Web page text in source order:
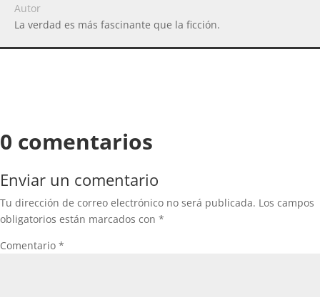
Autor
La verdad es más fascinante que la ficción.
0 comentarios
Enviar un comentario
Tu dirección de correo electrónico no será publicada. Los campos
obligatorios están marcados con *
Comentario *